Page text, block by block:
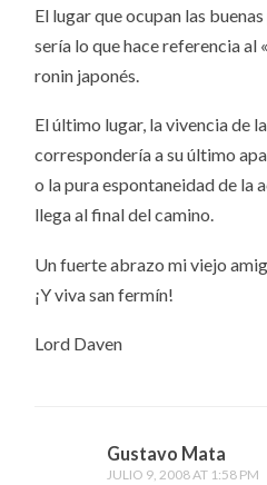
El lugar que ocupan las
sería lo que hace referencia
ronin japonés.
El último lugar, la vivencia de
correspondería a su último
o la pura espontaneidad de la
llega al final del camino.
Un fuerte abrazo mi viejo
¡Y viva san fermín!
Lord Daven
Gustavo Mata
JULIO 9, 2008 AT 1:58 PM